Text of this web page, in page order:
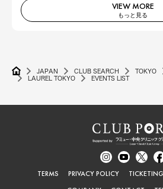
VIEW MORE
もっと見る
JAPAN CLUB SEARCH TOKYO
LAUREL TOKYO
EVENTS LIST
TERMS PRIVACY POLICY